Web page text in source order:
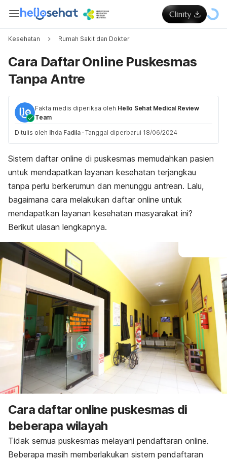
Kesehatan Rumah Sakit dan Dokter
Cara Daftar Online Puskesmas
Tanpa Antre
Fakta medis diperiksa oleh Hello Sehat Medical Review
Team
Ditulis oleh Ihda Fadila · Tanggal diperbarui 18/06/2024
Sistem daftar online di puskesmas memudahkan pasien
untuk mendapatkan layanan kesehatan terjangkau
tanpa perlu berkerumun dan menunggu antrean. Lalu,
bagaimana cara melakukan daftar online untuk
mendapatkan layanan kesehatan masyarakat ini?
Berikut ulasan lengkapnya.
Cara daftar online puskesmas di
beberapa wilayah
Tidak semua puskesmas melayani pendaftaran online.
Beberapa masih memberlakukan sistem pendaftaran